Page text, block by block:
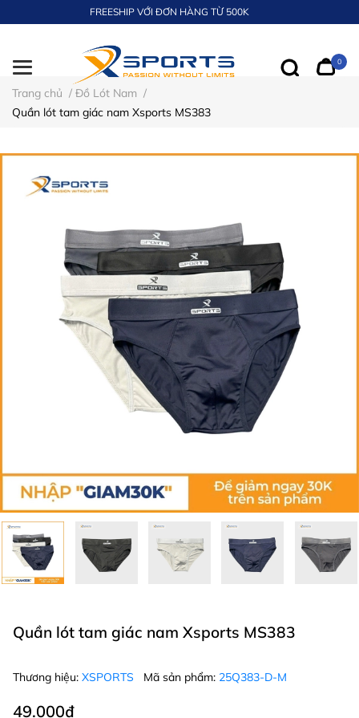
FREESHIP VỚI ĐƠN HÀNG TỪ 500K
0
Trang chủ / Đồ Lót Nam /
Quần lót tam giác nam Xsports MS383
Quần lót tam giác nam Xsports MS383
Thương hiệu: XSPORTS Mã sản phẩm: 25Q383-D-M
49.000₫